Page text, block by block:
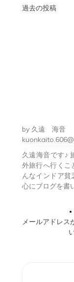
投
シ
ョ
ン
過去の投稿
by 久遠 海音
久遠海音です♪
外旅行へ行くこ
んなインドア貧
心にブログを書
メールアドレス